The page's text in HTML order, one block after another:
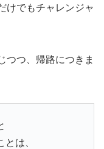
けでもチャレンジャ
つつ、帰路につきま
は、